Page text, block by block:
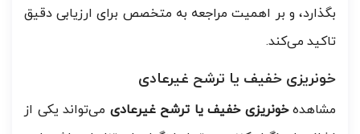
بگذارد، و بر اهمیت مراجعه به متخصص برای ارزیابی دقیق
تاکید می‌کند.
خونریزی خفیف یا ترشح غیرعادی
مشاهدهخونریزی خفیف یا ترشح غیرعادی می‌تواند یکی از